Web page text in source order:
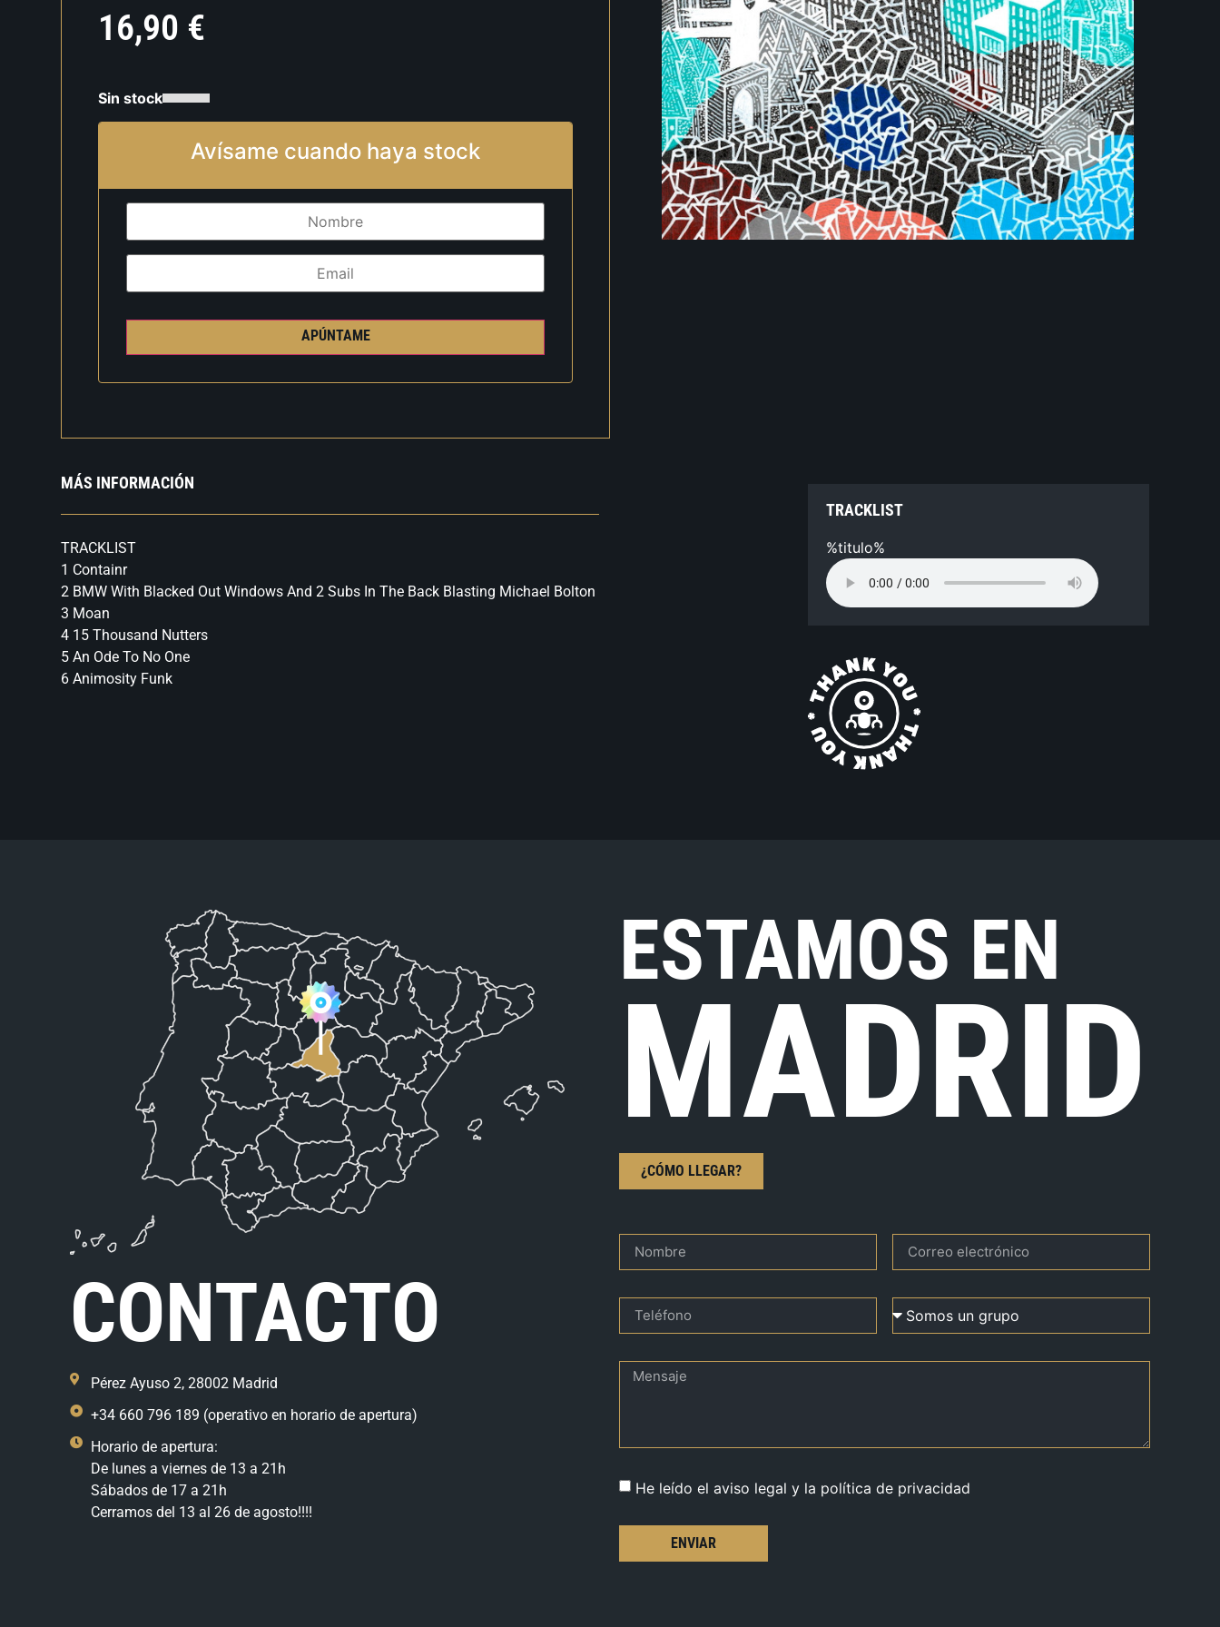
16,90 €
Sin stock
Avísame cuando haya stock
APÚNTAME
MÁS INFORMACIÓN
TRACKLIST
1 Containr
2 BMW With Blacked Out Windows And 2 Subs In The Back Blasting Michael Bolton
3 Moan
4 15 Thousand Nutters
5 An Ode To No One
6 Animosity Funk
TRACKLIST
%titulo%
CONTACTO
Pérez Ayuso 2, 28002 Madrid
+34 660 796 189 (operativo en horario de apertura)
Horario de apertura:
De lunes a viernes de 13 a 21h
Sábados de 17 a 21h
Cerramos del 13 al 26 de agosto!!!!
ESTAMOS EN
MADRID
¿CÓMO LLEGAR?
He leído el aviso legal y la política de privacidad
ENVIAR